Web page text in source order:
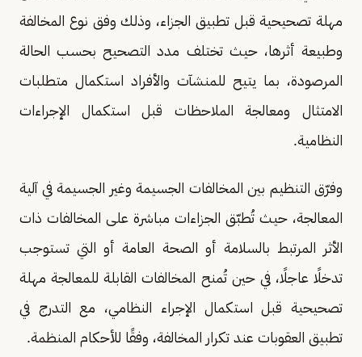
مهلة تصحيحية قبل تطبيق الجزاء، وذلك وفق نوع المخالفة
وطبيعة أثرها، حيث تختلف مدد التصحيح بحسب الحالة
المرصودة، بما يتيح للمنشآت والأفراد استكمال متطلبات
الامتثال ومعالجة الملاحظات قبل استكمال الإجراءات
النظامية.
وفرّق التنظيم بين المخالفات الجسيمة وغير الجسيمة في آلية
المعالجة، حيث تُطبّق الجزاءات مباشرة على المخالفات ذات
الأثر المرتبط بالسلامة أو الصحة العامة أو التي تستوجب
تدخلًا عاجلًا، في حين تُمنح المخالفات القابلة للمعالجة مهلة
تصحيحية قبل استكمال الإجراء النظامي، مع التدرج في
تطبيق العقوبات عند تكرار المخالفة، وفقًا للأحكام المنظمة.